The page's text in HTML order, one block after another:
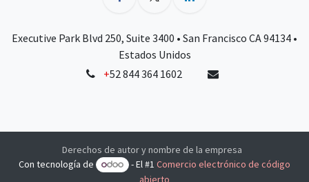
Executive Park Blvd 250, Suite 3400 • San Francisco CA 94134 •
Estados Unidos
+52 844 364 1602
Derechos de autor y nombre de la empresa
Con tecnología de
- El #1Comercio electrónico de código
abierto